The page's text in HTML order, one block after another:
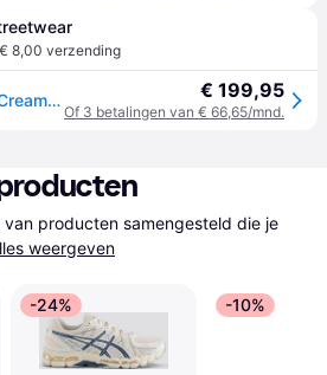
€ 8,00 verzending
ASICS Gel-Kayano 14 'Cream/Pure Silver' € 199,95
Of 3 betalingen van € 66,65/mnd.
producten samengesteld die je
weergeven
-24% -10%